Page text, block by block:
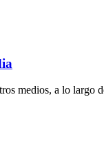
medios, a lo largo